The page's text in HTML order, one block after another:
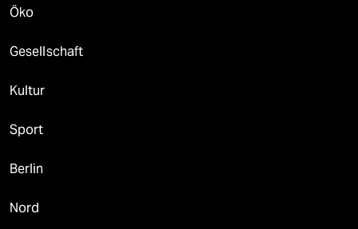
Öko
Gesellschaft
Kultur
Sport
Berlin
Nord